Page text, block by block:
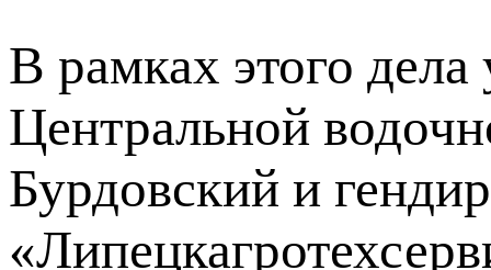
В рамках этого дела
Центральной
Бурдовский и